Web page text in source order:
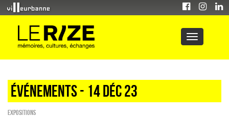
Événements - 14 Déc 23
EXPOSITIONS